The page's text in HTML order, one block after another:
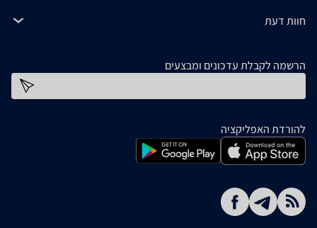
חוות דעת
הרשמה לקבלת עדכונים ומבצעים
להורדת האפליקציה